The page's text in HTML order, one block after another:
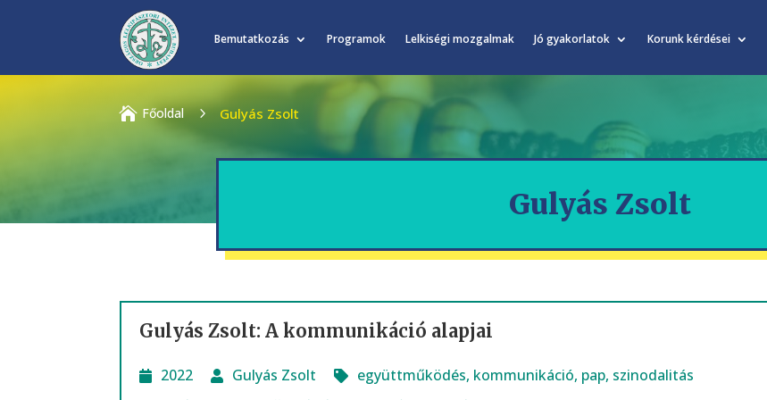
Bemutatkozás Programok Lelkiségi mozgalmak Jó gyakorlatok Korunk kérdései
 Főoldal 5 Gulyás Zsolt
Gulyás Zsolt
Gulyás Zsolt: A kommunikáció alapjai
2022 Gulyás Zsolt együttműködés, kommunikáció, pap, szinodalitás